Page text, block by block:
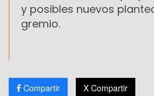
y posibles nuevos
gremio.
Compartir X Compartir